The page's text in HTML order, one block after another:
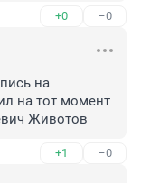
+0 –0
на
на тот момент
Животов
+1 –0